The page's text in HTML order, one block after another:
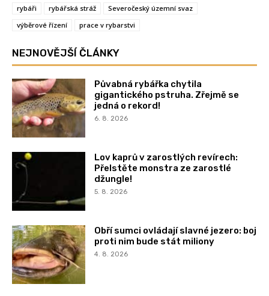
rybáři rybářská stráž
Severočeský územní svaz
výběrové řízení
prace v rybarstvi
NEJNOVĚJŠÍ ČLÁNKY
Půvabná rybářka chytila
gigantického pstruha. Zřejmě se
jedná o rekord!
6. 8. 2026
Lov kaprů v zarostlých revírech:
Přelstěte monstra ze zarostlé
džungle!
5. 8. 2026
Obří sumci ovládají slavné jezero: boj
proti nim bude stát miliony
4. 8. 2026